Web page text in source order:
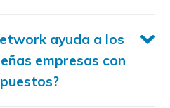
ayuda a los
empresas con